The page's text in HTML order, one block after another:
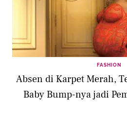
FASHION
Absen di Karpet Merah,
Baby Bump-nya jadi